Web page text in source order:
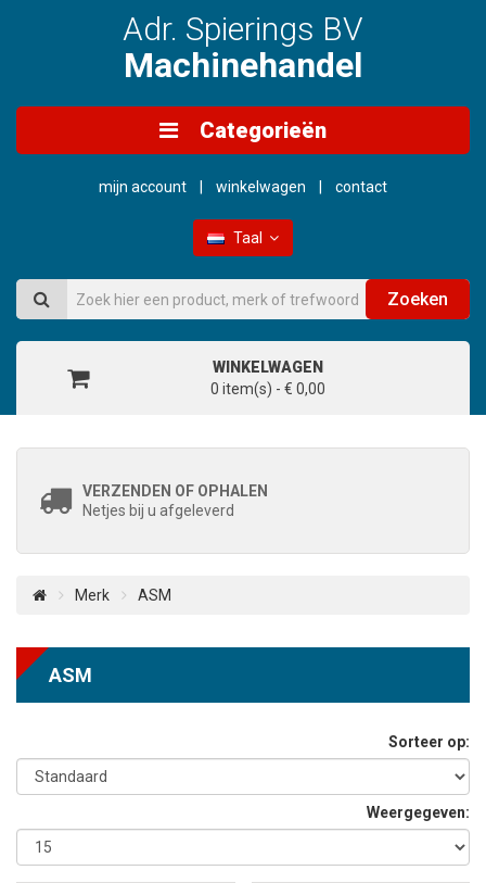
Adr. Spierings BV
Machinehandel
Categorieën
mijn account winkelwagen contact
Taal
Zoeken
WINKELWAGEN
0 item(s) - € 0,00
VERZENDEN OF OPHALEN
Netjes bij u afgeleverd
Merk ASM
ASM
Sorteer op:
Weergegeven: